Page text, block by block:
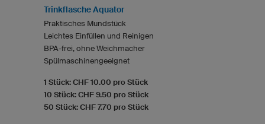
Trinkflasche Aquator
Praktisches Mundstück
Leichtes Einfüllen und Reinigen
BPA-frei, ohne Weichmacher
Spülmaschinengeeignet
1 Stück: CHF 10.00 pro Stück
10 Stück: CHF 9.50 pro Stück
50 Stück: CHF 7.70 pro Stück